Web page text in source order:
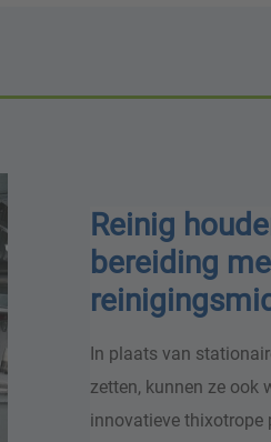
Reinig
bereiding
In plaats van
zetten, kunnen ze ook
innovatieve thixotrope